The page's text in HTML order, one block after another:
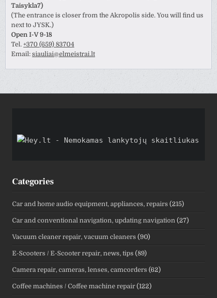
Taisykla7)
(The entrance is closer from the Akropolis side. You will find us
next to JYSK.)
Open I-V 9-18
Tel.+370 (659) 83704
Email:siauliai@elmeistrai.lt
Categories
Car and home audio equipment, appliances, repairs (215)
Car and conventional navigation, updating navigation (27)
Vacuum cleaner repair, vacuum cleaners (90)
E-Scooters / E-Scooter repair, news, tips (89)
Camera repair, cameras, lenses, camcorders (62)
Coffee machines / Coffee machine repair (122)